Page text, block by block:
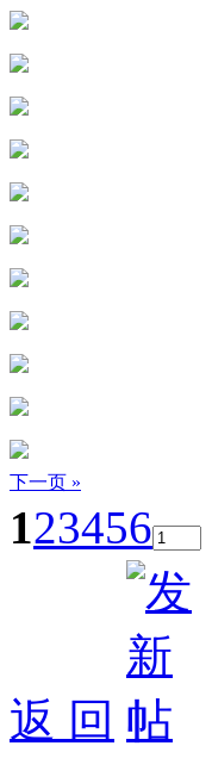
下一页 »
123456
返 回